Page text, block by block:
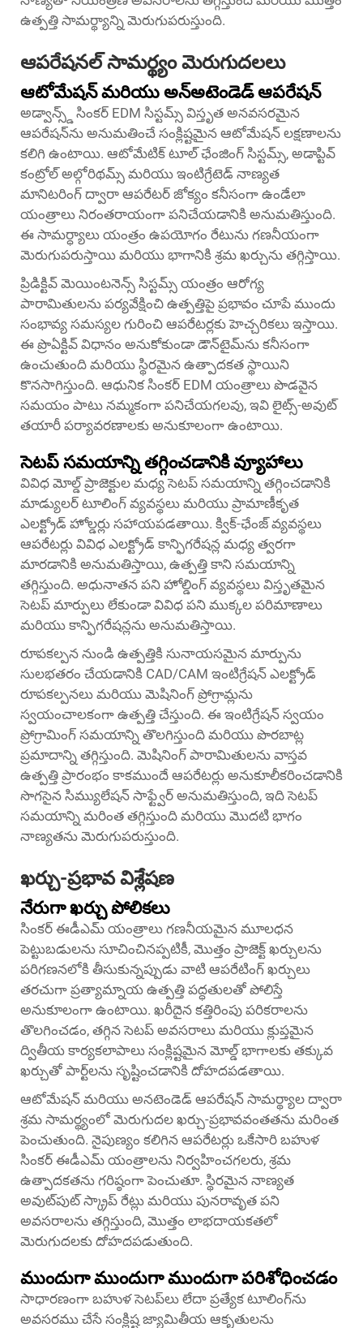
ఉత్పత్తి సామర్థ్యాన్ని మెరుగుపరుస్తుంది.
ఆపరేషనల్ సామర్థ్యం మెరుగుదలలు
ఆటోమేషన్ మరియు అన్‌అటెండెడ్ ఆపరేషన్
అడ్వాన్స్డ్ సింకర్ EDM సిస్టమ్స్ విస్తృత అనవసరమైన
ఆపరేషన్‌ను అనుమతించే సంక్లిష్టమైన ఆటోమేషన్ లక్షణాలను
కలిగి ఉంటాయి. ఆటోమేటిక్ టూల్ ఛేంజింగ్ సిస్టమ్స్, అడాప్టివ్
కంట్రోల్ అల్గోరిథమ్స్ మరియు ఇంటిగ్రేటెడ్ నాణ్యత
మానిటరింగ్ ద్వారా ఆపరేటర్ జోక్యం కనీసంగా ఉండేలా
యంత్రాలు నిరంతరాయంగా పనిచేయడానికి అనుమతిస్తుంది.
ఈ సామర్ధ్యాలు యంత్రం ఉపయోగం రేటును గణనీయంగా
మెరుగుపరుస్తాయి మరియు భాగానికి శ్రమ ఖర్చును తగ్గిస్తాయి.
ప్రిడిక్టివ్ మెయింటనెన్స్ సిస్టమ్స్ యంత్రం ఆరోగ్య
పారామితులను పర్యవేక్షించి ఉత్పత్తిపై ప్రభావం చూపే ముందు
సంభావ్య సమస్యల గురించి ఆపరేటర్లకు హెచ్చరికలు ఇస్తాయి.
ఈ ప్రొఏక్టివ్ విధానం అనుకోకుండా డౌన్‌టైమ్‌ను కనీసంగా
ఉంచుతుంది మరియు స్థిరమైన ఉత్పాదకత స్థాయిని
కొనసాగిస్తుంది. ఆధునిక సింకర్ EDM యంత్రాలు పొడవైన
సమయం పాటు నమ్మకంగా పనిచేయగలవు, ఇవి లైట్స్-అవుట్
తయారీ పర్యావరణాలకు అనుకూలంగా ఉంటాయి.
సెటప్ సమయాన్ని తగ్గించడానికి వ్యూహాలు
వివిధ మోల్డ్ ప్రాజెక్టుల మధ్య సెటప్ సమయాన్ని తగ్గించడానికి
మాడ్యులర్ టూలింగ్ వ్యవస్థలు మరియు ప్రామాణీకృత
ఎలక్ట్రోడ్ హోల్డర్లు సహాయపడతాయి. క్విక్-ఛేంజ్ వ్యవస్థలు
ఆపరేటర్లు వివిధ ఎలక్ట్రోడ్ కాన్ఫిగరేషన్ల మధ్య త్వరగా
మారడానికి అనుమతిస్తాయి, ఉత్పత్తి కాని సమయాన్ని
తగ్గిస్తుంది. అధునాతన పని హోల్డింగ్ వ్యవస్థలు విస్తృతమైన
సెటప్ మార్పులు లేకుండా వివిధ పని ముక్కల పరిమాణాలు
మరియు కాన్ఫిగరేషన్లను అనుమతిస్తాయి.
రూపకల్పన నుండి ఉత్పత్తికి సునాయసమైన మార్పును
సులభతరం చేయడానికి CAD/CAM ఇంటిగ్రేషన్ ఎలక్ట్రోడ్
రూపకల్పనలు మరియు మెషినింగ్ ప్రోగ్రామ్లను
స్వయంచాలకంగా ఉత్పత్తి చేస్తుంది. ఈ ఇంటిగ్రేషన్ స్వయం
ప్రోగ్రామింగ్ సమయాన్ని తొలగిస్తుంది మరియు పొరబాట్ల
ప్రమాదాన్ని తగ్గిస్తుంది. మెషినింగ్ పారామితులను వాస్తవ
ఉత్పత్తి ప్రారంభం కాకముందే ఆపరేటర్లు అనుకూలీకరించడానికి
సొగసైన సిమ్యులేషన్ సాఫ్ట్వేర్ అనుమతిస్తుంది, ఇది సెటప్
సమయాన్ని మరింత తగ్గిస్తుంది మరియు మొదటి భాగం
నాణ్యతను మెరుగుపరుస్తుంది.
ఖర్చు-ప్రభావ విశ్లేషణ
నేరుగా ఖర్చు పోలికలు
సింకర్ ఈడీఎమ్ యంత్రాలు గణనీయమైన మూలధన
పెట్టుబడులను సూచించినప్పటికీ, మొత్తం ప్రాజెక్ట్ ఖర్చులను
పరిగణనలోకి తీసుకున్నప్పుడు వాటి ఆపరేటింగ్ ఖర్చులు
తరచుగా ప్రత్యామ్నాయ ఉత్పత్తి పద్ధతులతో పోలిస్తే
అనుకూలంగా ఉంటాయి. ఖరీదైన కత్తిరింపు పరికరాలను
తొలగించడం, తగ్గిన సెటప్ అవసరాలు మరియు క్లుప్తమైన
ద్వితీయ కార్యకలాపాలు సంక్లిష్టమైన మోల్డ్ భాగాలకు తక్కువ
ఖర్చుతో పార్ట్‌లను సృష్టించడానికి దోహదపడతాయి.
ఆటోమేషన్ మరియు అనటెండెడ్ ఆపరేషన్ సామర్థ్యాల ద్వారా
శ్రమ సామర్థ్యంలో మెరుగుదల ఖర్చు-ప్రభావవంతతను మరింత
పెంచుతుంది. నైపుణ్యం కలిగిన ఆపరేటర్లు ఒకేసారి బహుళ
సింకర్ ఈడీఎమ్ యంత్రాలను నిర్వహించగలరు, శ్రమ
ఉత్పాదకతను గరిష్ఠంగా పెంచుతూ. స్థిరమైన నాణ్యత
అవుట్‌పుట్ స్క్రాప్ రేట్లు మరియు పునరావృత పని
అవసరాలను తగ్గిస్తుంది, మొత్తం లాభదాయకతలో
మెరుగుదలకు దోహదపడుతుంది.
ముందుగా ముందుగా ముందుగా పరిశోధించడం
సాధారణంగా బహుళ సెటప్‌లు లేదా ప్రత్యేక టూలింగ్‌ను
అవసరము చేసే సంక్లిష్ట జ్యామితీయ ఆకృతులను